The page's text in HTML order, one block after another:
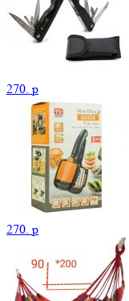
270. p
270. p